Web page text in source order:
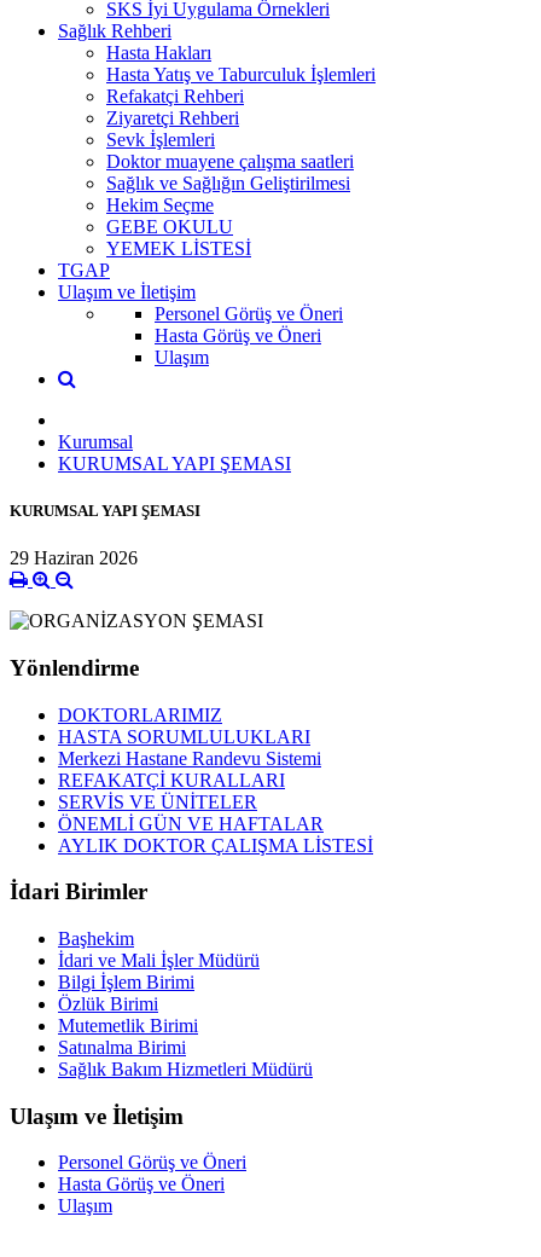
SKS İyi Uygulama Örnekleri
Sağlık Rehberi
Hasta Hakları
Hasta Yatış ve Taburculuk İşlemleri
Refakatçi Rehberi
Ziyaretçi Rehberi
Sevk İşlemleri
Doktor muayene çalışma saatleri
Sağlık ve Sağlığın Geliştirilmesi
Hekim Seçme
GEBE OKULU
YEMEK LİSTESİ
TGAP
Ulaşım ve İletişim
Personel Görüş ve Öneri
Hasta Görüş ve Öneri
Ulaşım
Kurumsal
KURUMSAL YAPI ŞEMASI
KURUMSAL YAPI ŞEMASI
29 Haziran 2026
Yönlendirme
DOKTORLARIMIZ
HASTA SORUMLULUKLARI
Merkezi Hastane Randevu Sistemi
REFAKATÇİ KURALLARI
SERVİS VE ÜNİTELER
ÖNEMLİ GÜN VE HAFTALAR
AYLIK DOKTOR ÇALIŞMA LİSTESİ
İdari Birimler
Başhekim
İdari ve Mali İşler Müdürü
Bilgi İşlem Birimi
Özlük Birimi
Mutemetlik Birimi
Satınalma Birimi
Sağlık Bakım Hizmetleri Müdürü
Ulaşım ve İletişim
Personel Görüş ve Öneri
Hasta Görüş ve Öneri
Ulaşım